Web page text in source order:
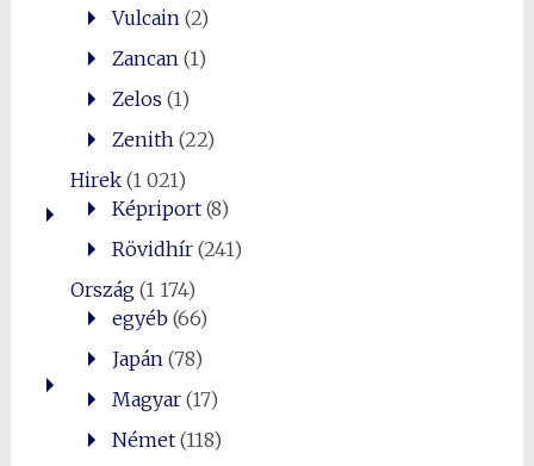
Vulcain (2)
Zancan (1)
Zelos (1)
Zenith (22)
Hirek(1 021)
Képriport(8)
Rövidhír(241)
Ország(1 174)
egyéb(66)
Japán (78)
Magyar(17)
Német(118)